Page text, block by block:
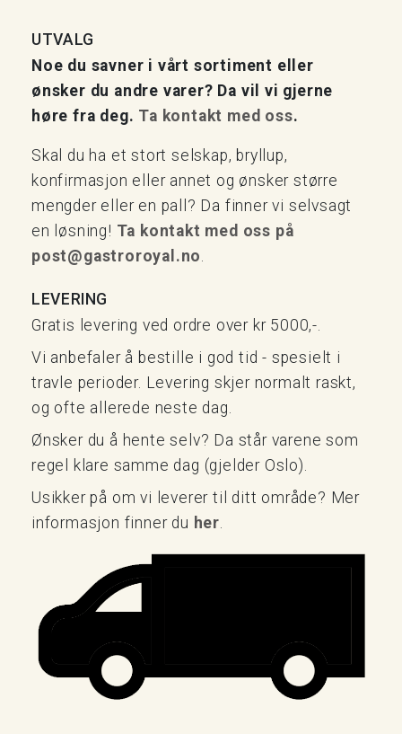
UTVALG
Noe du savner i vårt sortiment eller
ønsker du andre varer? Da vil vi gjerne
høre fra deg. Ta kontakt med oss.
Skal du ha et stort selskap, bryllup,
konfirmasjon eller annet og ønsker større
mengder eller en pall? Da finner vi selvsagt
en løsning! Ta kontakt med oss på
post@gastroroyal.no
LEVERING
Gratis levering ved ordre over kr 5000,-.
Vi anbefaler å bestille i god tid - spesielt i
travle perioder. Levering skjer normalt raskt,
og ofte allerede neste dag.
Ønsker du å hente selv? Da står varene som
regel klare samme dag (gjelder Oslo).
Usikker på om vi leverer til ditt område? Mer
informasjon finner du her